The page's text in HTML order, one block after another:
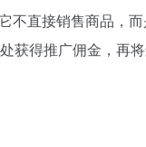
不直接销售商品，
获得推广佣金，再